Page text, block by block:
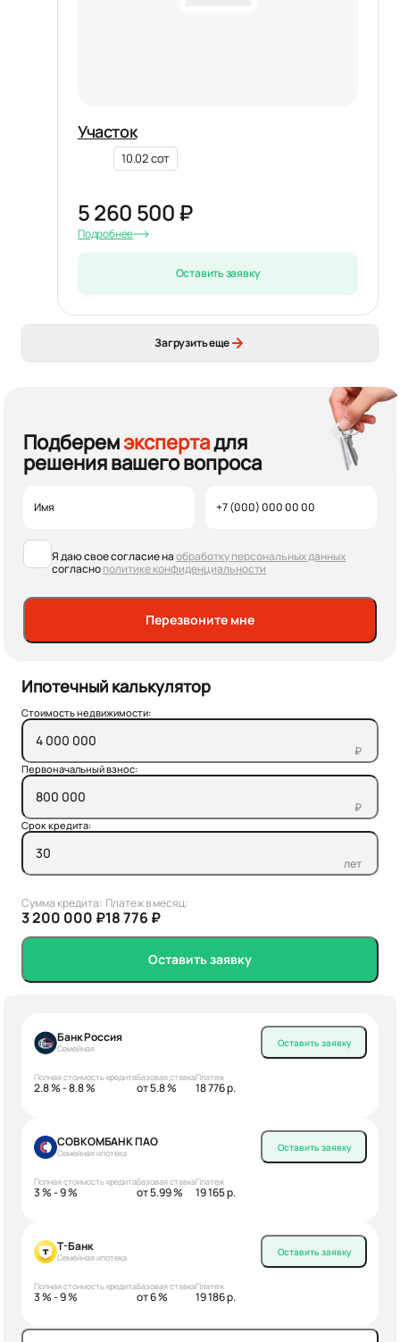
Участок
10.02 сот
5 260 500 ₽
Подробнее
Оставить заявку
Загрузить еще
Подберемэкспертадля
решения вашего вопроса
Я даю свое согласие наобработку персональных данных
согласнополитике конфиденциальности
Перезвоните мне
Ипотечный калькулятор
Стоимость недвижимости:
₽
Первоначальный взнос:
₽
Срок кредита:
лет
Сумма кредита:
3 200 000 ₽
Платеж в месяц:
18 776 ₽
Оставить заявку
Банк Россия
Семейная
Полная стоимость кредита
2.8 % - 8.8 %
Базовая ставка
от 5.8 %
Платеж
18 776 р.
Оставить заявку
СОВКОМБАНК ПАО
Семейная ипотека
Полная стоимость кредита
3 % - 9 %
Базовая ставка
от 5.99 %
Платеж
19 165 р.
Оставить заявку
Т-Банк
Семейная ипотека
Полная стоимость кредита
3 % - 9 %
Базовая ставка
от 6 %
Платеж
19 186 р.
Оставить заявку